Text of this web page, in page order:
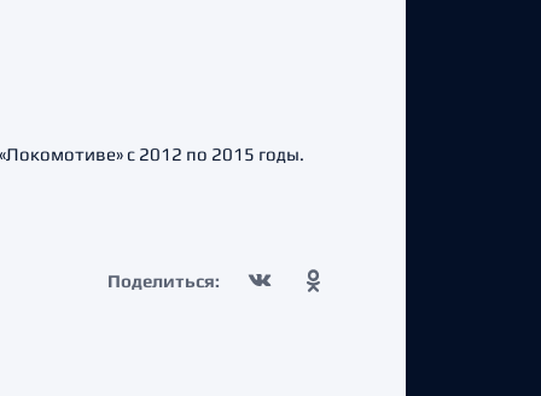
с 2012 по 2015 годы.
Поделиться: